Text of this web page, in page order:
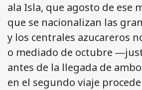
ala Isla, que agosto de ese
que se nacionalizan las
y los centrales azucareros
o mediado de octubre
antes de la llegada de
en el segundo viaje